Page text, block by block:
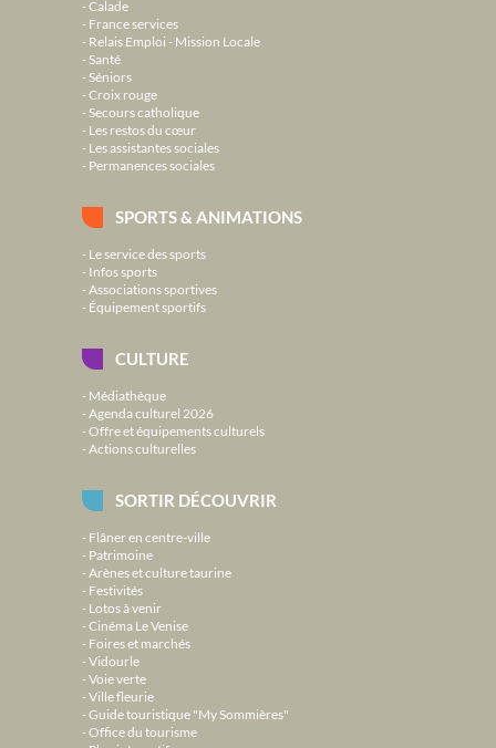
Calade
France services
Relais Emploi - Mission Locale
Santé
Séniors
Croix rouge
Secours catholique
Les restos du cœur
Les assistantes sociales
Permanences sociales
SPORTS & ANIMATIONS
Le service des sports
Infos sports
Associations sportives
Équipement sportifs
CULTURE
Médiathèque
Agenda culturel 2026
Offre et équipements culturels
Actions culturelles
SORTIR DÉCOUVRIR
Flâner en centre-ville
Patrimoine
Arènes et culture taurine
Festivités
Lotos à venir
Cinéma Le Venise
Foires et marchés
Vidourle
Voie verte
Ville fleurie
Guide touristique "My Sommières"
Office du tourisme